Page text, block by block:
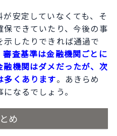
安定していなくても、そ
できていたり、今後の事
したりできれば通過で
審査基準は金融機関ごとに
機関はダメだったが、次
多くあります。あきらめ
なるでしょう。
め